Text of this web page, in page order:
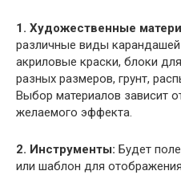
1. Художественные
различные виды
акриловые краски, блоки
разных размеров, грунт,
Выбор материалов зависит
желаемого эффекта.
2. Инструменты: Будет
или шаблон для